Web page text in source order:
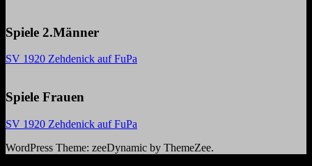
Spiele 2.Männer
SV 1920 Zehdenick auf FuPa
Spiele Frauen
SV 1920 Zehdenick auf FuPa
WordPress Theme: zeeDynamic by ThemeZee.